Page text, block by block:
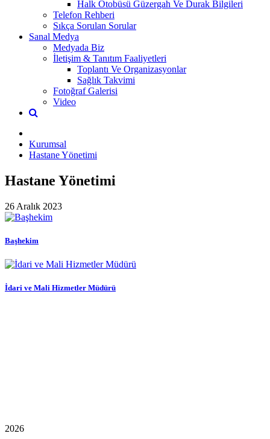
Halk Otobüsü Güzergah Ve Durak Bilgileri
Telefon Rehberi
Sıkça Sorulan Sorular
Sanal Medya
Medyada Biz
İletişim & Tanıtım Faaliyetleri
Toplantı Ve Organizasyonlar
Sağlık Takvimi
Fotoğraf Galerisi
Video
Kurumsal
Hastane Yönetimi
Hastane Yönetimi
26 Aralık 2023
Başhekim
İdari ve Mali Hizmetler Müdürü
2026